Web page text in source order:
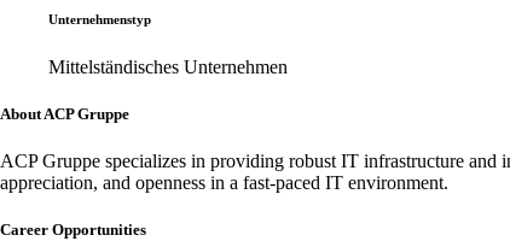
Unternehmenstyp
Mittelständisches Unternehmen
About ACP Gruppe
ACP Gruppe specializes in providing robust IT infrastructure and
appreciation, and openness in a fast-paced IT environment.
Career Opportunities